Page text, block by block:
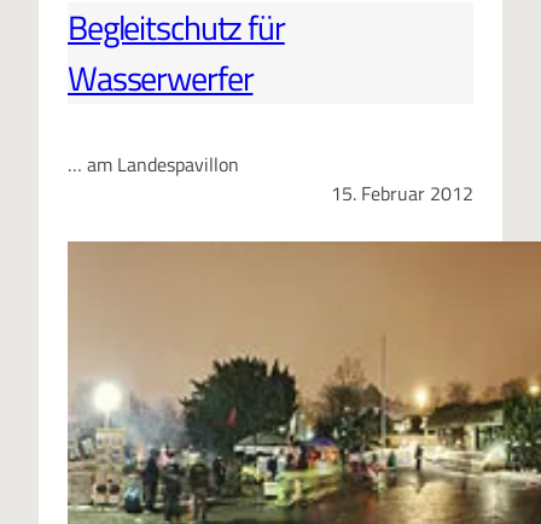
Begleitschutz für
Wasserwerfer
… am Landespavillon
15. Februar 2012